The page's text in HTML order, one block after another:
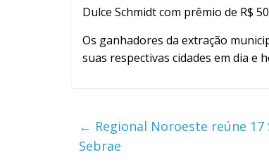
Dulce Schmidt com prêmio de R$
Os ganhadores da extração
suas respectivas cidades em dia e
← Regional Noroeste reúne
Sebrae